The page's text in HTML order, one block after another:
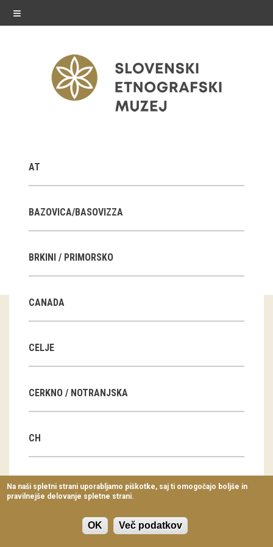
≡
Stalne razstave
Občasne razstave
E-razstave
Arhiv razstav
dogodki
Predavanja
Delavnice
Vodeni ogledi
AT
BAZOVICA/BASOVIZZA
BRKINI / PRIMORSKO
CANADA
CELJE
CERKNO / NOTRANJSKA
CH
CN
Na naši spletni strani uporabljamo piškotke, saj ti omogočajo boljše in
pravilnejše delovanje spletne strani.
OK Več podatkov